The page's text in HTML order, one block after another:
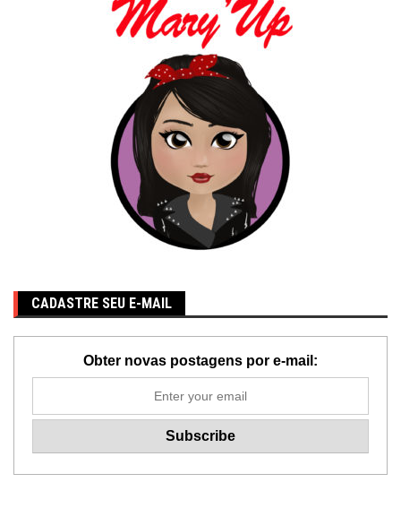
CADASTRE SEU E-MAIL
Obter novas postagens por e-mail: